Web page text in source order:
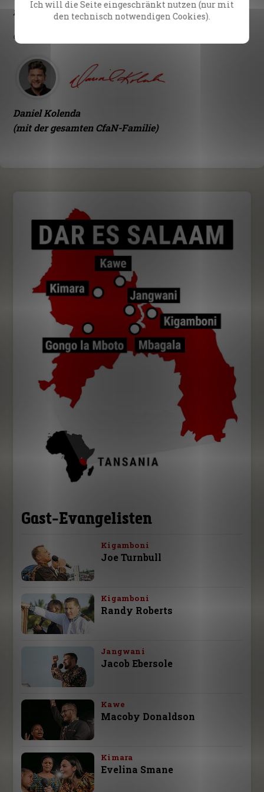
nicht bewältigen.
Gemeinsam mit dir für Jesus
Daniel Kolenda
(mit der gesamten CfaN-Familie)
Gast-Evangelisten
Kigamboni
Joe Turnbull
Kigamboni
Randy Roberts
Jangwani
Jacob Ebersole
Kawe
Macoby Donaldson
Kimara
Evelina Smane
Ich will die Seite eingeschränkt nutzen (nur mit
den technisch notwendigen Cookies).